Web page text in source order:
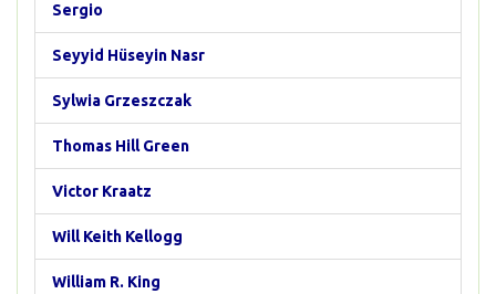
Sergio
Seyyid Hüseyin Nasr
Sylwia Grzeszczak
Thomas Hill Green
Victor Kraatz
Will Keith Kellogg
William R. King